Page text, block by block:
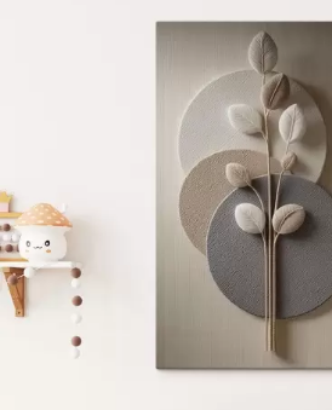
Яскраві, насичені кольори
Стійкість до вицвітання
Безпечне чорнило без запаху
Поверхня з текстурою полотна
Екологічний матеріал
Преміум
Від363
Яскраві, насичені кольори
Стійкість до вицвітання
Безпечне чорнило без запаху
Поверхня з текстурою полотна